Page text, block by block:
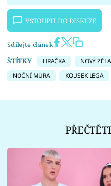
VSTOUPIT DO DISKUZE
Sdílejte článek
ŠTÍTKY
HRAČKA NOVÝ
NOČNÍ MŮRA
KOUSEK LEGA